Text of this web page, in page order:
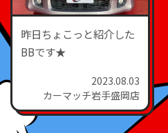
昨日ちょこっと紹介した
BBです★
2023.08.03
カーマッチ岩手盛岡店